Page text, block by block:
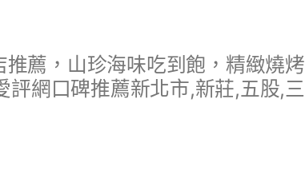
薦，山珍海味吃到飽，精緻燒烤
網口碑推薦新北市,新莊,五股,三